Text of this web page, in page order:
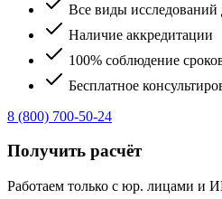
Все виды
Наличие аккредитации
100% соблюдение
Бесплатное
8 (800) 700-50-24
Получить расчёт
Работаем только с юр. лицами и